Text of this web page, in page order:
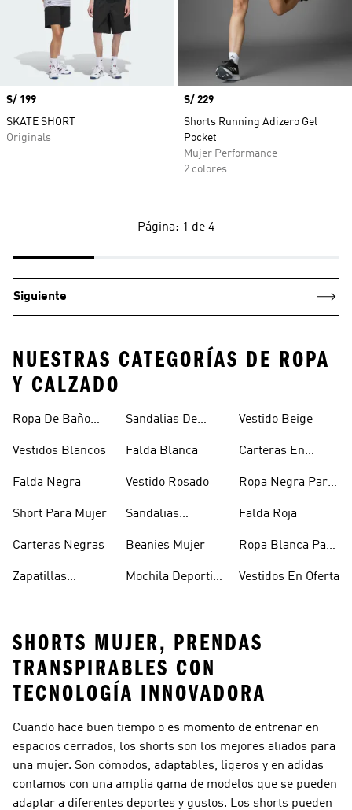
Precio
S/ 199
SKATE SHORT
Originals
Precio
S/ 229
Shorts Running Adizero Gel
Pocket
Mujer Performance
2 colores
Página: 1 de 4
Siguiente
NUESTRAS CATEGORÍAS DE ROPA
Y CALZADO
Ropa De Baño
Vestidos Blancos
Falda Negra
Short Para Mujer
Carteras Negras
Zapatillas
Sandalias De
Mujer
Falda Blanca
Vestido Rosado
Sandalias
Beanies Mujer
Mochila Deportiva
Vestido Beige
Carteras En
Ropa Negra Para
Falda Roja
Ropa Blanca Para
Vestidos En Oferta
SHORTS MUJER, PRENDAS
TRANSPIRABLES CON
TECNOLOGÍA INNOVADORA
Cuando hace buen tiempo o es momento de entrenar en
espacios cerrados, los shorts son los mejores aliados para
una mujer. Son cómodos, adaptables, ligeros y en adidas
contamos con una amplia gama de modelos que se pueden
adaptar a diferentes deportes y gustos. Los shorts pueden